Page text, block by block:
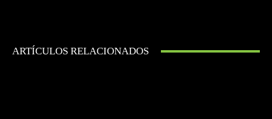
ARTÍCULOS RELACIONADOS